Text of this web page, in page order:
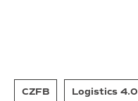
CZFB Logistics 4.0